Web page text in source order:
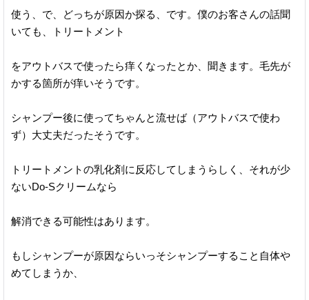
使う、で、どっちが原因か探る、です。僕のお客さんの話聞
いても、トリートメント
をアウトバスで使ったら痒くなったとか、聞きます。毛先が
かする箇所が痒いそうです。
シャンプー後に使ってちゃんと流せば（アウトバスで使わ
ず）大丈夫だったそうです。
トリートメントの乳化剤に反応してしまうらしく、それが少
ないDo-Sクリームなら
解消できる可能性はあります。
もしシャンプーが原因ならいっそシャンプーすること自体や
めてしまうか、